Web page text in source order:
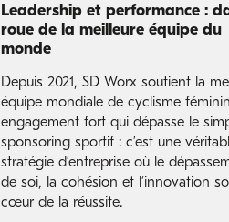
Leadership et performance :
roue de la meilleure équipe du
monde
Depuis 2021, SD Worx soutient la
équipe mondiale de cyclisme
engagement fort qui dépasse le
sponsoring sportif : c’est une
stratégie d’entreprise où le
de soi, la cohésion et l’innovation
cœur de la réussite.